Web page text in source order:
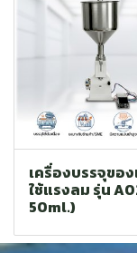
เครื่องบรรจุของ
ใช้แรงลม รุ่น
50ml.)